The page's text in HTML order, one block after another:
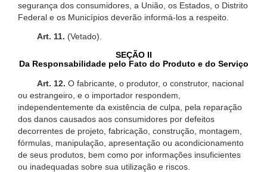
segurança dos consumidores, a União, os Estados, o Distrito
Federal e os Municípios deverão informá-los a respeito.
Art. 11. (Vetado).
SEÇÃO II
Da Responsabilidade pelo Fato do Produto e do Serviço
Art. 12. O fabricante, o produtor, o construtor, nacional
ou estrangeiro, e o importador respondem,
independentemente da existência de culpa, pela reparação
dos danos causados aos consumidores por defeitos
decorrentes de projeto, fabricação, construção, montagem,
fórmulas, manipulação, apresentação ou acondicionamento
de seus produtos, bem como por informações insuficientes
ou inadequadas sobre sua utilização e riscos.